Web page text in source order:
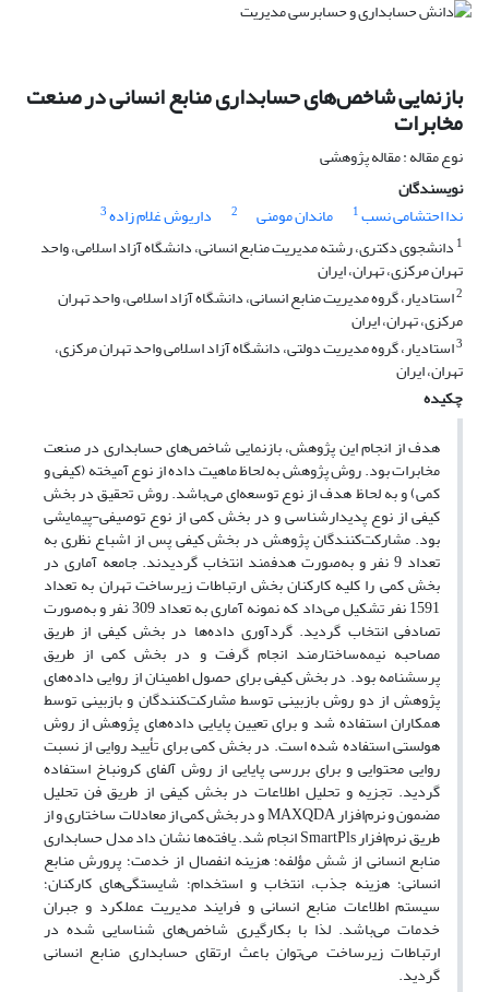
بازنمایی شاخص‌های حسابداری منابع انسانی در صنعت
مخابرات
نوع مقاله : مقاله پژوهشی
نویسندگان
ندا احتشامی نسب1 ماندان مومنی 2 داریوش غلام زاده3
1 دانشجوی دکتری، رشته مدیریت منابع انسانی، دانشگاه آزاد اسلامی، واحد
تهران مرکزی، تهران، ایران
2استادیار، گروه مدیریت منابع انسانی، دانشگاه آزاد اسلامی، واحد تهران
مرکزی، تهران، ایران
3استادیار، گروه مدیریت دولتی، دانشگاه آزاد اسلامی واحد تهران مرکزی،
تهران، ایران
چکیده
هدف از انجام این پژوهش، بازنمایی شاخص‌های حسابداری در صنعت
مخابرات بود. روش پژوهش به لحاظ ماهیت داده از نوع آمیخته (کیفی و
کمی) و به لحاظ هدف از نوع توسعه‌ای می‌باشد. روش تحقیق در بخش
کیفی از نوع پدیدارشناسی و در بخش کمی از نوع توصیفی-پیمایشی
بود. مشارکت‌کنندگان پژوهش در بخش کیفی پس از اشباع نظری به
تعداد 9 نفر و به‌صورت هدفمند انتخاب گردیدند. جامعه آماری در
بخش کمی را کلیه کارکنان بخش ارتباطات زیرساخت تهران به تعداد
1591 نفر تشکیل می‌داد که نمونه آماری به تعداد 309 نفر و به‌صورت
تصادفی انتخاب گردید. گردآوری داده‌ها در بخش کیفی از طریق
مصاحبه نیمه‌ساختارمند انجام گرفت و در بخش کمی از طریق
پرسشنامه بود. در بخش کیفی برای حصول اطمینان از روایی داده‌های
پژوهش از دو روش بازبینی توسط مشارکت‌کنندگان و بازبینی توسط
همکاران استفاده شد و برای تعیین پایایی داده‌های پژوهش از روش
هولستی استفاده شده است. در بخش کمی برای تأیید روایی از نسبت
روایی محتوایی و برای بررسی پایایی از روش آلفای کرونباخ استفاده
گردید. تجزیه ‌و تحلیل اطلاعات در بخش کیفی از طریق فن تحلیل
مضمون و نرم‌افزار MAXQDA و در بخش کمی از معادلات ساختاری و از
طریق نرم‌افزار SmartPls انجام شد. یافته‌ها نشان داد مدل حسابداری
منابع انسانی از شش مؤلفه؛ هزینه انفصال از خدمت؛ پرورش منابع
انسانی؛ هزینه جذب، انتخاب و استخدام؛ شایستگی‌های کارکنان؛
سیستم اطلاعات منابع انسانی و فرایند مدیریت عملکرد و جبران
خدمات می‌باشد. لذا با بکارگیری شاخص‌های شناسایی شده در
ارتباطات زیرساخت می‌توان باعث ارتقای حسابداری منابع انسانی
گردید.